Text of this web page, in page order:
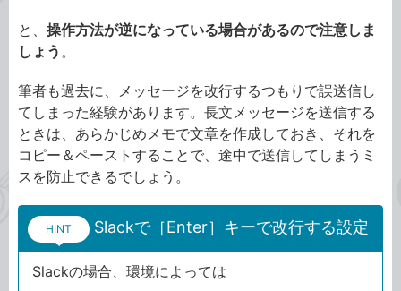
と、 操作方法が逆になっている場合があるので注意しま
しょう 。
筆者も過去に、メッセージを改行するつもりで誤送信し
てしまった経験があります。長文メッセージを送信する
ときは、あらかじめメモで文章を作成しておき、それを
コピー＆ペーストすることで、途中で送信してしまうミ
スを防止できるでしょう。
HINT Slackで［Enter］キーで改行する設定
Slackの場合、環境によっては